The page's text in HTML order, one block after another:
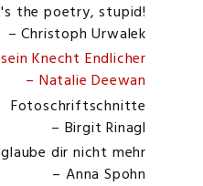
the poetry, stupid!
– Christoph Urwalek
Knecht Endlicher
– Natalie Deewan
Fotoschriftschnitte
– Birgit Rinagl
dir nicht mehr
– Anna Spohn